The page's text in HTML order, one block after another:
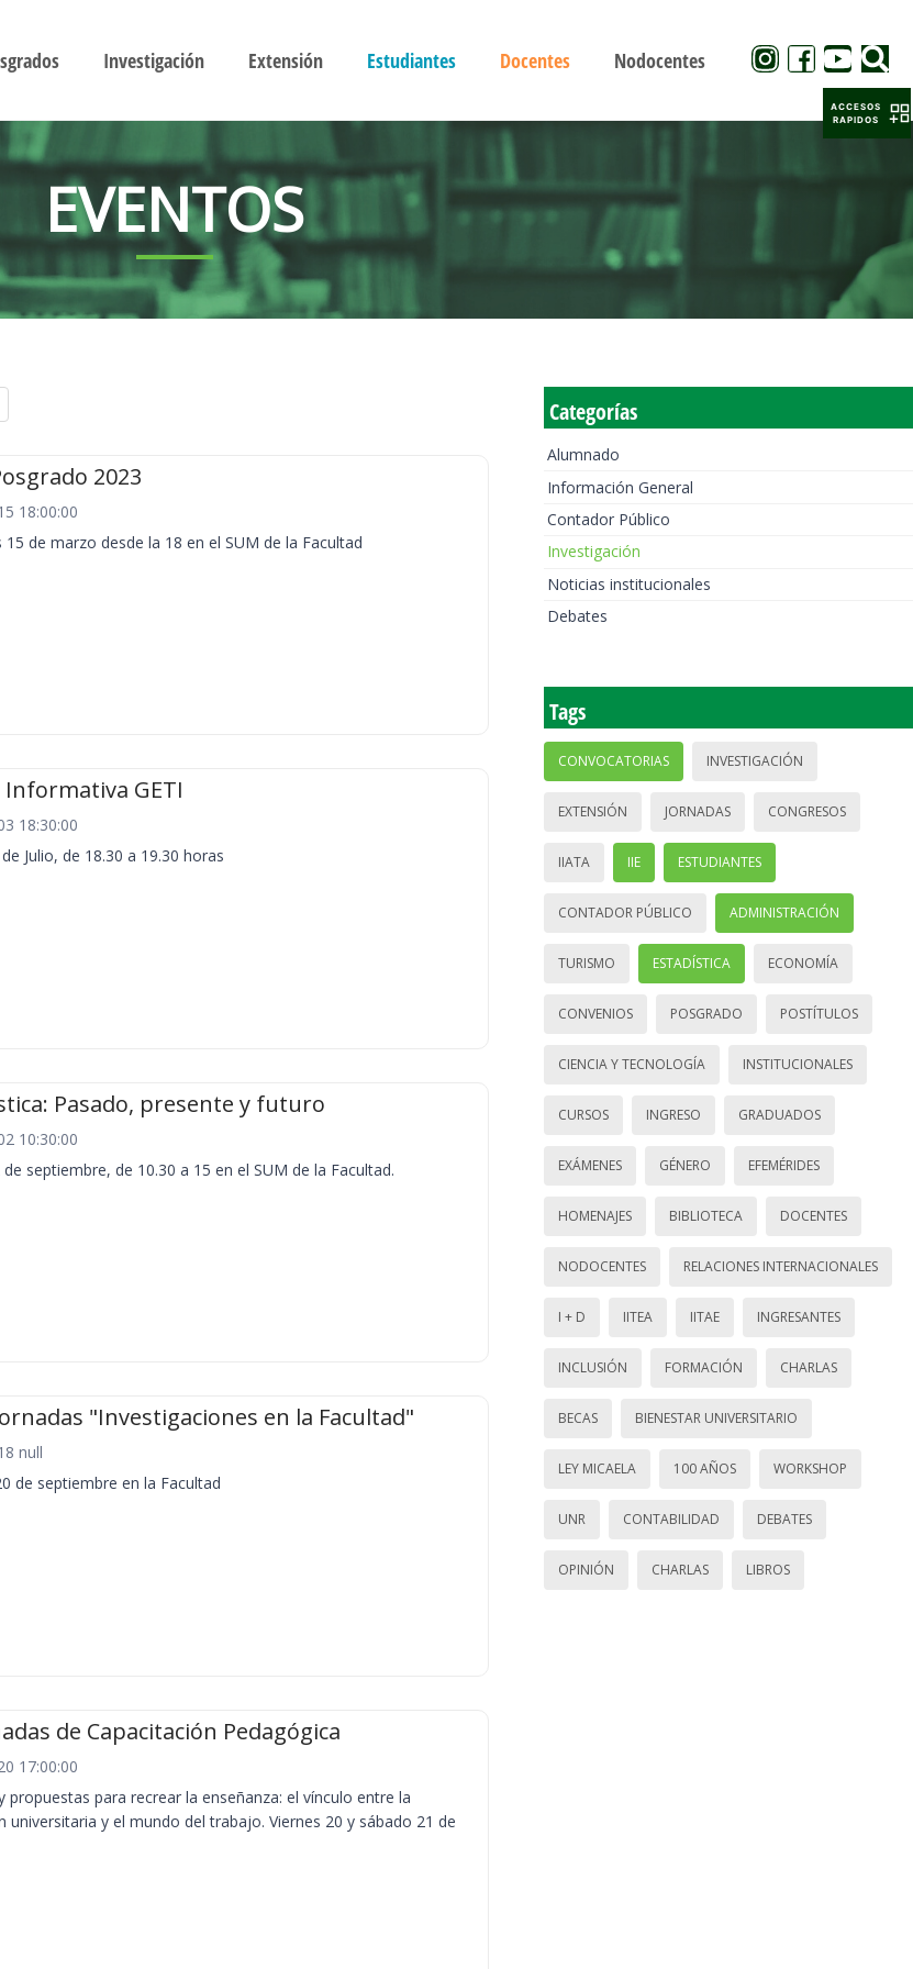
Investigación Extensión Estudiantes Docentes Nodocentes
EVENTOS
2023
18:00:00
15 de marzo desde la 18 en el SUM de la Facultad
Informativa GETI
18:30:00
Julio, de 18.30 a 19.30 horas
Pasado, presente y futuro
10:30:00
septiembre, de 10.30 a 15 en el SUM de la Facultad.
"Investigaciones en la Facultad"
null
de septiembre en la Facultad
de Capacitación Pedagógica
17:00:00
propuestas para recrear la enseñanza: el vínculo entre la
universitaria y el mundo del trabajo. Viernes 20 y sábado 21 de
Categorías
Alumnado
Información General
Contador Público
Investigación
Noticias institucionales
Debates
Tags
CONVOCATORIAS INVESTIGACIÓN
EXTENSIÓN JORNADAS CONGRESOS
IIATA IIE ESTUDIANTES
CONTADOR PÚBLICO ADMINISTRACIÓN
TURISMO ESTADÍSTICA ECONOMÍA
CONVENIOS POSGRADO POSTÍTULOS
CIENCIA Y TECNOLOGÍA INSTITUCIONALES
CURSOS INGRESO GRADUADOS
EXÁMENES GÉNERO EFEMÉRIDES
HOMENAJES BIBLIOTECA DOCENTES
NODOCENTES RELACIONES INTERNACIONALES
I + D IITEA IITAE INGRESANTES
INCLUSIÓN FORMACIÓN CHARLAS
BECAS BIENESTAR UNIVERSITARIO
LEY MICAELA 100 AÑOS WORKSHOP
UNR CONTABILIDAD DEBATES
OPINIÓN CHARLAS LIBROS
ACCESOS
RAPIDOS